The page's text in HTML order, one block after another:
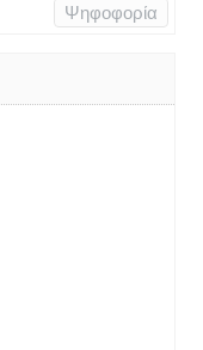
Ψηφοφορία